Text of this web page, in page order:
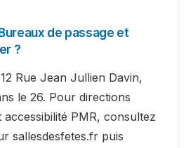
de passage et
?
Rue Jean Jullien Davin,
le 26. Pour directions
PMR, consultez
sallesdesfetes.fr puis